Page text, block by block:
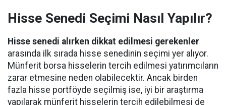
Hisse Senedi Seçimi Nasıl Yapılır?
Hisse senedi alırken dikkat edilmesi gerekenler
arasında ilk sırada hisse senedinin seçimi yer alıyor.
Münferit borsa hisselerin tercih edilmesi yatırımcıların
zarar etmesine neden olabilecektir. Ancak birden
fazla hisse portföyde seçilmiş ise, iyi bir araştırma
yapılarak münferit hisselerin tercih edilebilmesi de